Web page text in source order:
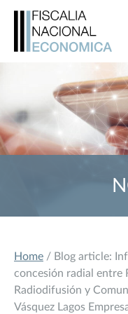
Home / Blog article:
concesión radial entre
Radiodifusión y
Vásquez Lagos